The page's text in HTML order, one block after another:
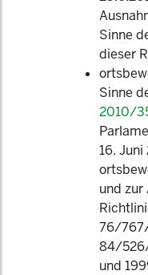
Sinne
dieser
Sinne
2010/
16.
und zur
76/
84/
und